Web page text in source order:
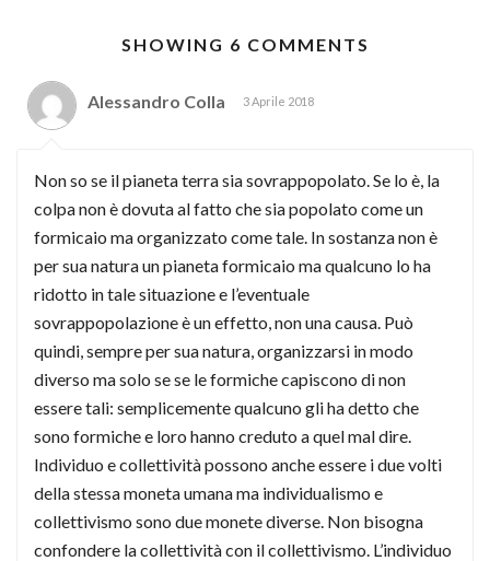
SHOWING 6 COMMENTS
Alessandro Colla 3 Aprile 2018
Non so se il pianeta terra sia sovrappopolato. Se lo è, la
colpa non è dovuta al fatto che sia popolato come un
formicaio ma organizzato come tale. In sostanza non è
per sua natura un pianeta formicaio ma qualcuno lo ha
ridotto in tale situazione e l’eventuale
sovrappopolazione è un effetto, non una causa. Può
quindi, sempre per sua natura, organizzarsi in modo
diverso ma solo se se le formiche capiscono di non
essere tali: semplicemente qualcuno gli ha detto che
sono formiche e loro hanno creduto a quel mal dire.
Individuo e collettività possono anche essere i due volti
della stessa moneta umana ma individualismo e
collettivismo sono due monete diverse. Non bisogna
confondere la collettività con il collettivismo. L’individuo